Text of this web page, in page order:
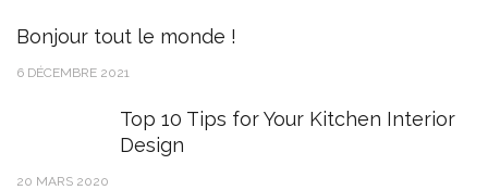
Bonjour tout le monde !
6 DÉCEMBRE 2021
Top 10 Tips for Your Kitchen Interior
Design
20 MARS 2020